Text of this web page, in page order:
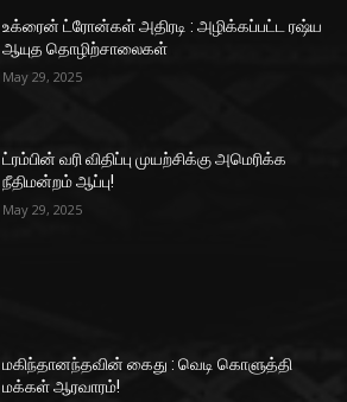
உக்ரைன் ட்ரோன்கள் அதிரடி : அழிக்கப்பட்ட ரஷ்ய
ஆயுத தொழிற்சாலைகள்
May 29, 2025
ட்ரம்பின் வரி விதிப்பு முயற்சிக்கு அமெரிக்க
நீதிமன்றம் ஆப்பு!
May 29, 2025
மகிந்தானந்தவின் கைது : வெடி கொளுத்தி
மக்கள் ஆரவாரம்!